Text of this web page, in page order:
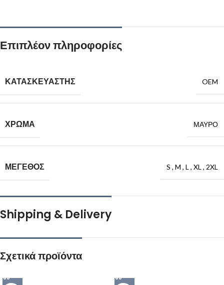
Επιπλέον πληροφορίες
ΚΑΤΑΣΚΕΥΑΣΤΗΣ OEM
ΧΡΩΜΑ ΜΑΥΡΟ
ΜΕΓΕΘΟΣ S , M , L, XL, 2XL
Shipping & Delivery
Σχετικά προϊόντα